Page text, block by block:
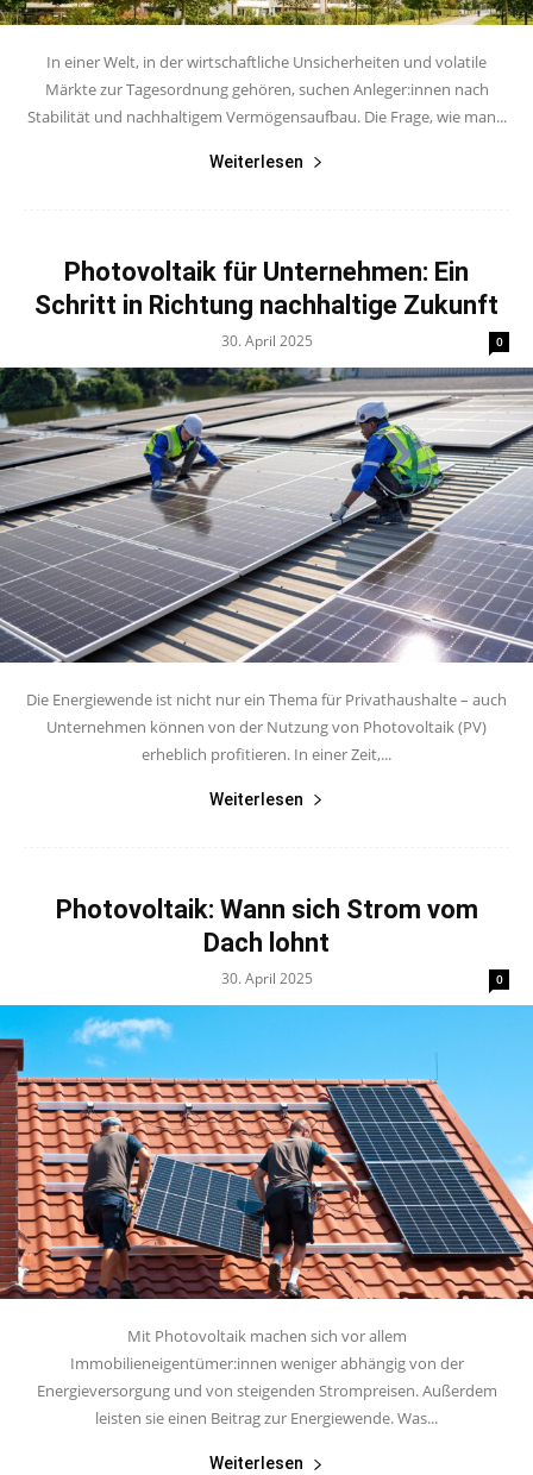
In einer Welt, in der wirtschaftliche Unsicherheiten und volatile
Märkte zur Tagesordnung gehören, suchen Anleger:innen nach
Stabilität und nachhaltigem Vermögensaufbau. Die Frage, wie man...
Weiterlesen
Photovoltaik für Unternehmen: Ein
Schritt in Richtung nachhaltige Zukunft
30. April 2025 0
Die Energiewende ist nicht nur ein Thema für Privathaushalte – auch
Unternehmen können von der Nutzung von Photovoltaik (PV)
erheblich profitieren. In einer Zeit,...
Weiterlesen
Photovoltaik: Wann sich Strom vom
Dach lohnt
30. April 2025 0
Mit Photovoltaik machen sich vor allem
Immobilieneigentümer:innen weniger abhängig von der
Energieversorgung und von steigenden Strompreisen. Außerdem
leisten sie einen Beitrag zur Energiewende. Was...
Weiterlesen